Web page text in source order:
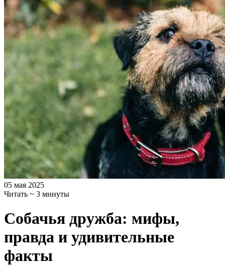
05 мая 2025
Читать ~ 3 минуты
Собачья дружба: мифы,
правда и удивительные
факты